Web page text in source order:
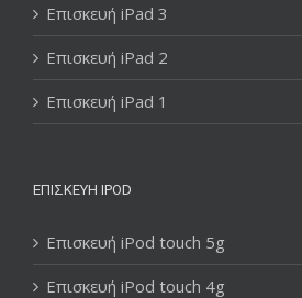
Επισκευή iPad 3
Επισκευή iPad 2
Επισκευή iPad 1
ΕΠΙΣΚΕΥΉ IPOD
Επισκευή iPod touch 5g
Επισκευή iPod touch 4g